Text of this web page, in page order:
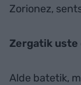
Zorionez,
Zergatik uste
Alde batetik,